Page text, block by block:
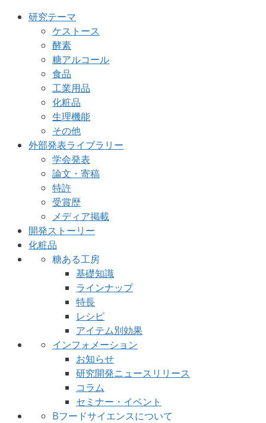
研究テーマ
ケストース
酵素
糖アルコール
食品
工業用品
化粧品
生理機能
その他
外部発表ライブラリー
学会発表
論文・寄稿
特許
受賞歴
メディア掲載
開発ストーリー
化粧品
糖ある工房
基礎知識
ラインナップ
特長
レシピ
アイテム別効果
インフォメーション
お知らせ
研究開発ニュースリリース
コラム
セミナー・イベント
Bフードサイエンスについて